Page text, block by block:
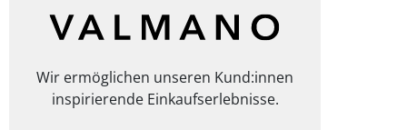
Wir ermöglichen unseren Kund:innen
inspirierende Einkaufserlebnisse.